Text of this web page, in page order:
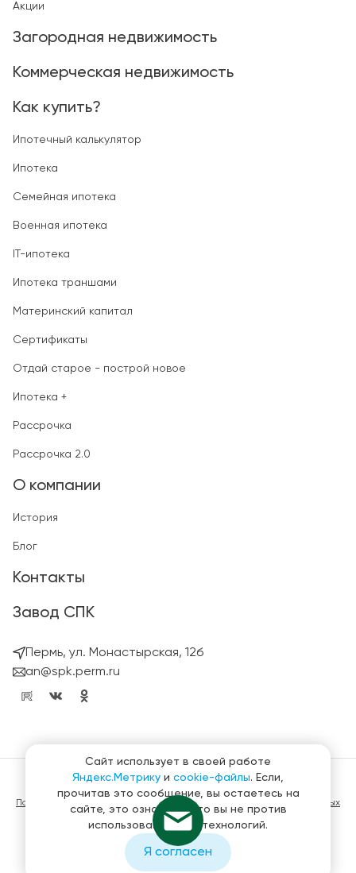
Акции
Загородная недвижимость
Коммерческая недвижимость
Как купить?
Ипотечный калькулятор
Ипотека
Семейная ипотека
Военная ипотека
IT-ипотека
Ипотека траншами
Материнский капитал
Сертификаты
Отдай старое - построй новое
Ипотека +
Рассрочка
Рассрочка 2.0
О компании
История
Блог
Контакты
Завод СПК
Пермь, ул. Монастырская, 12б
an@spk.perm.ru
© ГК СтройПанельКомплект 2023 – 2026
Политика конфиденциальности в отношении обработки персональных
данных
Материалы, представленные на сайте не являются публичной
офертой
Создание и продвижение сайтов
Сайт использует в своей работе
Яндекс.Метрику и cookie-файлы. Если,
прочитав это сообщение, вы остаетесь на
сайте, это означает, что вы не против
использования этих технологий.
Я согласен